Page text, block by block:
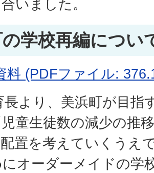
いました。
学校再編につい
料 (PDFファイル:
長より、美浜町が目指
童生徒数の減少の推
置を考えていくうえ
オーダーメイドの学